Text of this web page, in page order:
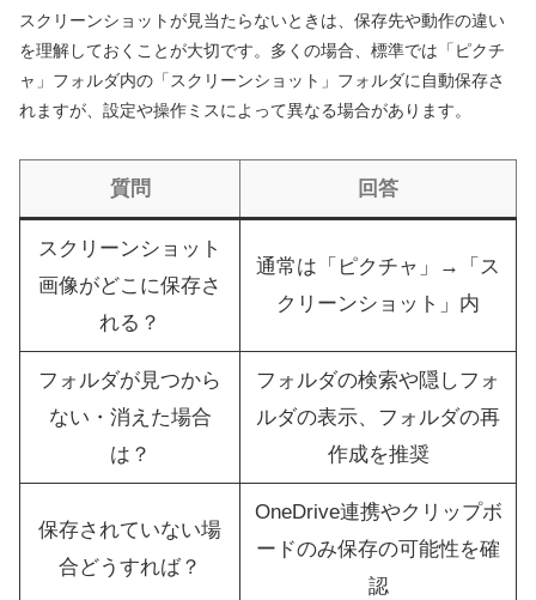
スクリーンショットが見当たらないときは、保存先や動作の違い
を理解しておくことが大切です。多くの場合、標準では「ピクチ
ャ」フォルダ内の「スクリーンショット」フォルダに自動保存さ
れますが、設定や操作ミスによって異なる場合があります。
質問 回答
スクリーンショット
画像がどこに保存さ
れる？
通常は「ピクチャ」→「ス
クリーンショット」内
フォルダが見つから
ない・消えた場合
は？
フォルダの検索や隠しフォ
ルダの表示、フォルダの再
作成を推奨
保存されていない場
合どうすれば？
OneDrive連携やクリップボ
ードのみ保存の可能性を確
認